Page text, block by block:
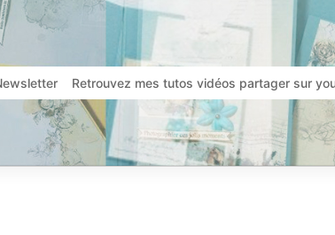
Retrouvez mes tutos vidéos partager sur